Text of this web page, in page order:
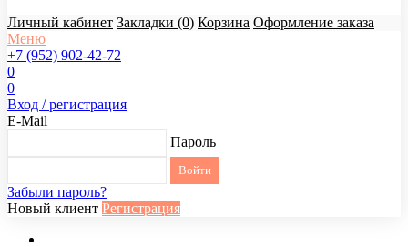
Личный кабинет Закладки (0) Корзина Оформление заказа
Меню
+7 (952) 902-42-72
0
0
Вход / регистрация
E-Mail
Пароль
Забыли пароль?
Новый клиент Регистрация